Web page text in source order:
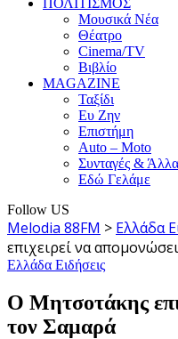
Μουσικά Νέα
Θέατρο
Cinema/TV
Βιβλίο
MAGAZINE
Ταξίδι
Ευ Ζην
Επιστήμη
Auto – Moto
Συνταγές & Άλλα
Εδώ Γελάμε
Follow US
Melodia 88FM > Ελλάδα
επιχειρεί να
Ελλάδα Ειδήσεις
Ο Μητσοτάκης
τον Σαμαρά